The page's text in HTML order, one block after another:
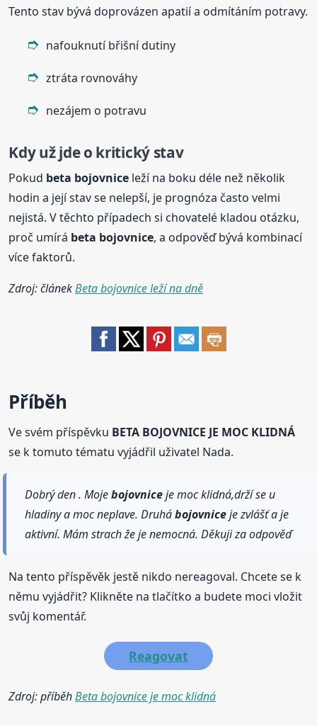
Tento stav bývá doprovázen apatií a odmítáním potravy.
nafouknutí břišní dutiny
ztráta rovnováhy
nezájem o potravu
Kdy už jde o kritický stav
Pokud beta bojovnice leží na boku déle než několik
hodin a její stav se nelepší, je prognóza často velmi
nejistá. V těchto případech si chovatelé kladou otázku,
proč umírá beta bojovnice, a odpověď bývá kombinací
více faktorů.
Zdroj: článekBeta bojovnice leží na dně
Příběh
Ve svém příspěvku BETA BOJOVNICE JE MOC KLIDNÁ
se k tomuto tématu vyjádřil uživatel Nada.
Dobrý den . Mojebojovniceje moc klidná,drží se u
hladiny a moc neplave. Druhábojovniceje zvlášť a je
aktivní. Mám strach že je nemocná. Děkuji za odpověď
Na tento příspěvěk jestě nikdo nereagoval. Chcete se k
němu vyjádřit? Klikněte na tlačítko a budete moci vložit
svůj komentář.
Reagovat
Zdroj: příběhBeta bojovnice je moc klidná